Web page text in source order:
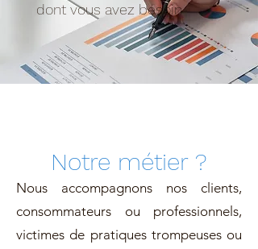
dont vous avez besoin
Notre métier ?
Nous accompagnons nos clients,
consommateurs ou professionnels,
victimes de pratiques trompeuses ou